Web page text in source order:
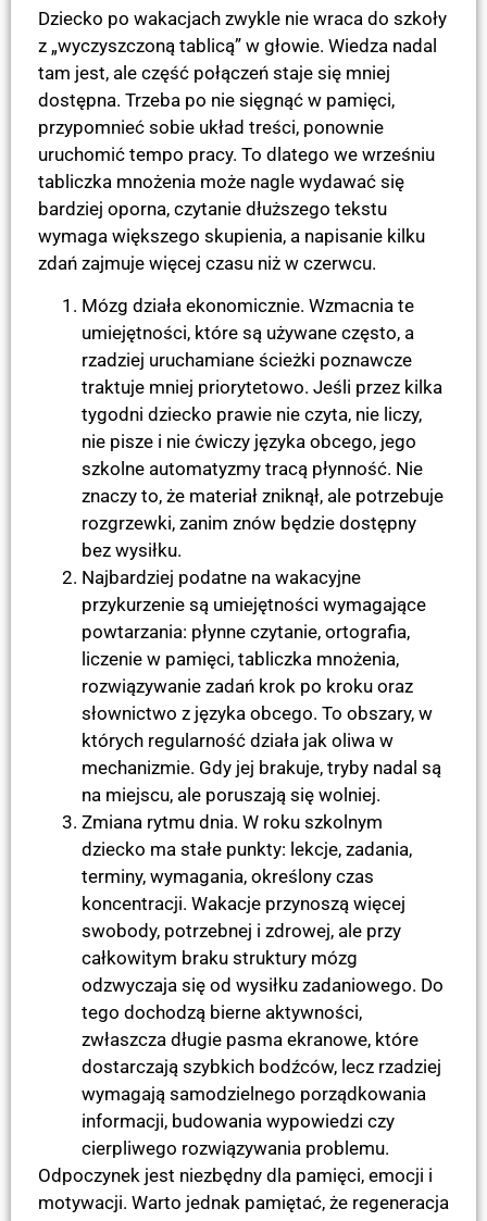
Dziecko po wakacjach zwykle nie wraca do szkoły
z „wyczyszczoną tablicą” w głowie. Wiedza nadal
tam jest, ale część połączeń staje się mniej
dostępna. Trzeba po nie sięgnąć w pamięci,
przypomnieć sobie układ treści, ponownie
uruchomić tempo pracy. To dlatego we wrześniu
tabliczka mnożenia może nagle wydawać się
bardziej oporna, czytanie dłuższego tekstu
wymaga większego skupienia, a napisanie kilku
zdań zajmuje więcej czasu niż w czerwcu.
Mózg działa ekonomicznie. Wzmacnia te
umiejętności, które są używane często, a
rzadziej uruchamiane ścieżki poznawcze
traktuje mniej priorytetowo. Jeśli przez kilka
tygodni dziecko prawie nie czyta, nie liczy,
nie pisze i nie ćwiczy języka obcego, jego
szkolne automatyzmy tracą płynność. Nie
znaczy to, że materiał zniknął, ale potrzebuje
rozgrzewki, zanim znów będzie dostępny
bez wysiłku.
Najbardziej podatne na wakacyjne
przykurzenie są umiejętności wymagające
powtarzania: płynne czytanie, ortografia,
liczenie w pamięci, tabliczka mnożenia,
rozwiązywanie zadań krok po kroku oraz
słownictwo z języka obcego. To obszary, w
których regularność działa jak oliwa w
mechanizmie. Gdy jej brakuje, tryby nadal są
na miejscu, ale poruszają się wolniej.
Zmiana rytmu dnia. W roku szkolnym
dziecko ma stałe punkty: lekcje, zadania,
terminy, wymagania, określony czas
koncentracji. Wakacje przynoszą więcej
swobody, potrzebnej i zdrowej, ale przy
całkowitym braku struktury mózg
odzwyczaja się od wysiłku zadaniowego. Do
tego dochodzą bierne aktywności,
zwłaszcza długie pasma ekranowe, które
dostarczają szybkich bodźców, lecz rzadziej
wymagają samodzielnego porządkowania
informacji, budowania wypowiedzi czy
cierpliwego rozwiązywania problemu.
Odpoczynek jest niezbędny dla pamięci, emocji i
motywacji. Warto jednak pamiętać, że regeneracja